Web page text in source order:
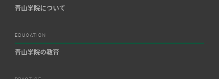
青山学院について
EDUCATION
青山学院の教育